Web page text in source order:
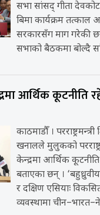
सभा सांसद् गीता
बिमा कार्यक्रम तत्काल
सरकारसँग माग गरेकी छन्
सभाको बैठकमा बोल्दै
आर्थिक कूटनीति
काठमाडौँ ।
खनालले मुलुकको
केन्द्रमा आर्थिक
बताएका छन् ।
र दक्षिण एसियाः
व्यवस्थामा